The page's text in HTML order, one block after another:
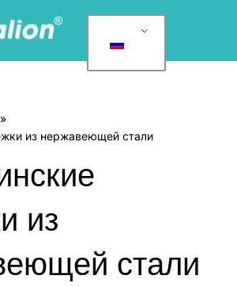
из нержавеющей стали
из
стали